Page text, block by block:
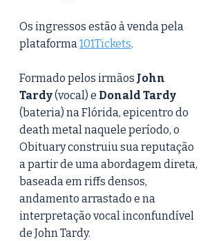
Os ingressos estão à venda pela
plataforma 101Tickets.
Formado pelos irmãos John
Tardy (vocal) e Donald Tardy
(bateria) na Flórida, epicentro do
death metal naquele período, o
Obituary construiu sua reputação
a partir de uma abordagem direta,
baseada em riffs densos,
andamento arrastado e na
interpretação vocal inconfundível
de John Tardy.